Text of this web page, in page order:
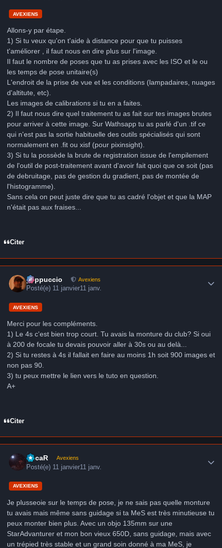
AVEXIENS
Allons-y par étape.
1) Si tu veux qu'on t'aide à distance pour que tu puisses
t'améliorer , il faut nous en dire plus sur l'image.
Il faut le nombre de poses que tu as prises avec les ISO et le ou
les temps de pose unitaire(s)
L'endroit de la prise de vue et les conditions (lampadaires, nuages
d'altitute, etc).
Les images de calibrations si tu en a faites.
2) Il faut nous dire quel traitement tu as fait sur tes images brutes
pour arriver à cette image. Sur Wathsapp tu as parlé d'un .tif ce
qui n'est pas la sortie habituelle des outils spécialisés qui sont
normalement en .fit ou xisf (pour pixinsight).
3) Si tu la possède la brute de registration issue de l'empilement
de l'outil de post-traitement avant d'avoir fait quoi que ce soit (pas
de debruitage, pas de gestion du gradient, pas de montée de
l'histogramme).
Sans cela on peut juste dire que tu as cadré l'objet et que la MAP
n'était pas aux fraises...
Citer
peppuccio Avexiens
Posté(e) 11 janvier11 janv.
AVEXIENS
Merci pour les compléments.
1) Le 4s c'est bien trop court. Tu avais la monture du club? Si oui
à 200 de focale tu devais pouvoir aller à 30s ou au delà...
2) Si tu restes à 4s il fallait en faire au moins 1h soit 900 images et
non pas 90.
3) tu peux mettre le lien vers le tuto en question.
A+
Citer
LucaR Avexiens
Posté(e) 11 janvier11 janv.
AVEXIENS
Je plusseoie sur le temps de pose, je ne sais pas quelle monture
tu avais mais même sans guidage si ta MeS est très minutieuse tu
peux monter bien plus. Avec un objo 135mm sur une
StarAdvanturer et mon bon vieux 650D, sans guidage, mais avec
un trépied très stable et un grand soin donné à ma MeS, je